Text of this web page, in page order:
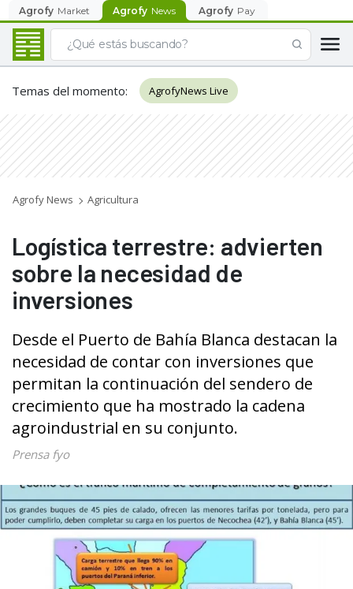
Agrofy Market Agrofy News Agrofy Pay
Temas del momento: AgrofyNews Live
Agrofy News Agricultura
Logística terrestre: advierten
sobre la necesidad de
inversiones
Desde el Puerto de Bahía Blanca destacan la
necesidad de contar con inversiones que
permitan la continuación del sendero de
crecimiento que ha mostrado la cadena
agroindustrial en su conjunto.
Prensa fyo